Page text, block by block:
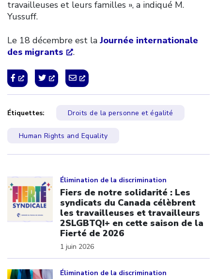
travailleuses et leurs familles », a indiqué M.
Yussuff.
Le 18 décembre est la Journée internationale
des migrants
.
Étiquettes: Droits de la personne et égalité
Human Rights and Equality
Élimination de la discrimination
Fiers de notre solidarité : Les
syndicats du Canada célèbrent
les travailleuses et travailleurs
2SLGBTQI+ en cette saison de la
Fierté de 2026
1 juin 2026
Élimination de la discrimination